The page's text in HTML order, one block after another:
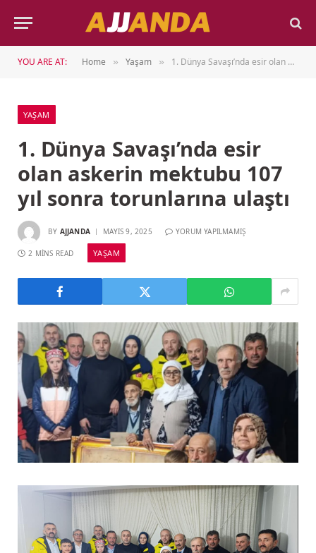
YOU ARE AT: Home » Yaşam » 1. Dünya Savaşı’nda esir olan askerin mektubu 107 yıl sonra torunlarına ulaştı
YAŞAM
1. Dünya Savaşı’nda esir
olan askerin mektubu 107
yıl sonra torunlarına ulaştı
BY AJJANDA MAYIS 9, 2025 YORUM YAPILMAMIŞ
2 MINS READ YAŞAM